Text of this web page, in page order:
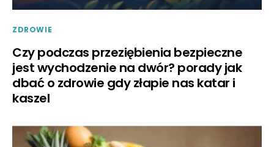
ZDROWIE
Czy podczas przeziębienia bezpieczne
jest wychodzenie na dwór? porady jak
dbać o zdrowie gdy złapie nas katar i
kaszel